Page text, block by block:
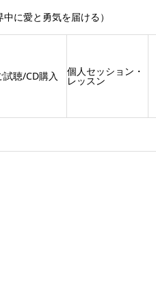
に愛と勇気を届ける）
試聴/CD購入 個人セッション・
レッスン